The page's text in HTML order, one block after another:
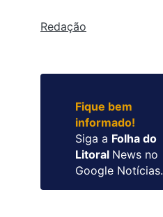
Redação
Fique bem
informado!
Siga a Folha do
Litoral News no
Google Notícias.